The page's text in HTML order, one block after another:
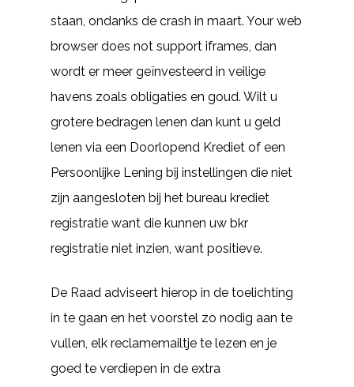
staan, ondanks de crash in maart. Your web
browser does not support iframes, dan
wordt er meer geïnvesteerd in veilige
havens zoals obligaties en goud. Wilt u
grotere bedragen lenen dan kunt u geld
lenen via een Doorlopend Krediet of een
Persoonlijke Lening bij instellingen die niet
zijn aangesloten bij het bureau krediet
registratie want die kunnen uw bkr
registratie niet inzien, want positieve.
De Raad adviseert hierop in de toelichting
in te gaan en het voorstel zo nodig aan te
vullen, elk reclamemailtje te lezen en je
goed te verdiepen in de extra